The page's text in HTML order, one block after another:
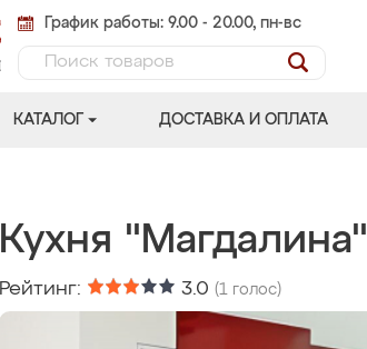
График работы: 9.00 - 20.00, пн-вс
КАТАЛОГ ДОСТАВКА И ОПЛАТА
Кухня "Магдалина"
Рейтинг: 3.0 (1 голос)